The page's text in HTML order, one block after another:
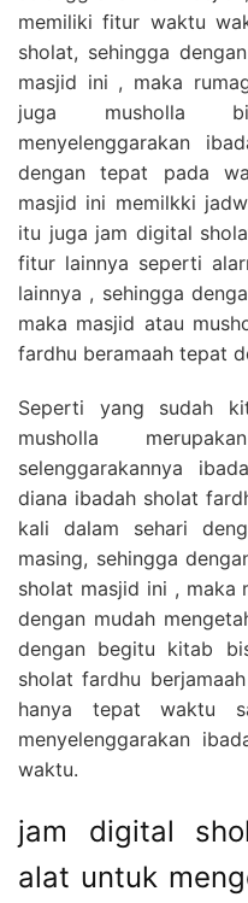
memiliki fitur waktu
sholat, sehingga
masjid ini , maka
juga musholla
menyelenggarakan
dengan tepat pada
masjid ini memilkki
itu juga jam digital
fitur lainnya seperti
lainnya , sehingga
maka masjid atau
fardhu beramaah tepat
Seperti yang sudah
musholla
selenggarakannya
diana ibadah sholat
kali dalam sehari
masing, sehingga
sholat masjid ini , maka
dengan mudah
dengan begitu kitab
sholat fardhu
hanya tepat waktu
menyelenggarakan
waktu.
jam digital
alat untuk